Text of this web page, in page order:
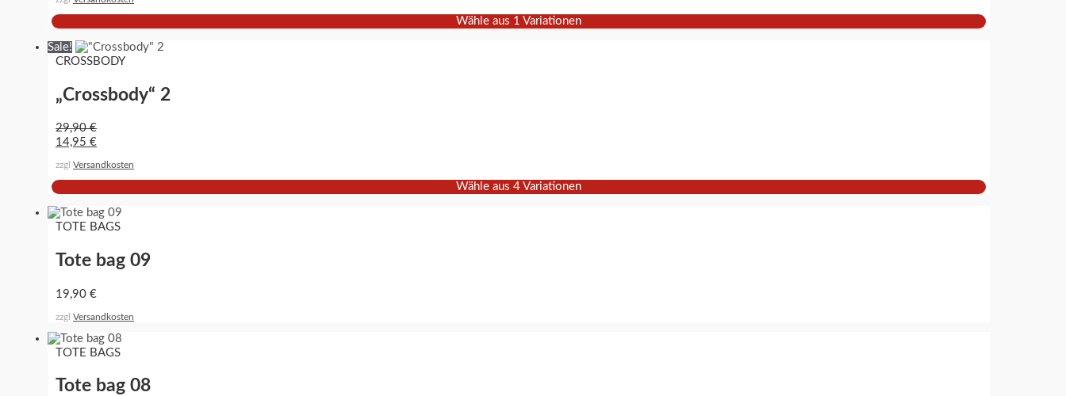
Wähle aus 1 Variationen
Sale!
CROSSBODY
„Crossbody“ 2
29,90€
14,95 €
zzgl Versandkosten
Wähle aus 4 Variationen
TOTE BAGS
Tote bag 09
19,90 €
zzgl Versandkosten
TOTE BAGS
Tote bag 08